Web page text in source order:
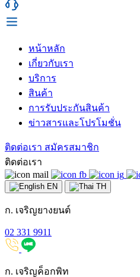
หน้าหลัก
เกี่ยวกับเรา
บริการ
สินค้า
การรับประกันสินค้า
ข่าวสารและโปรโมชั่น
ติดต่อเรา สมัครสมาชิก
ติดต่อเรา
EN TH
ก. เจริญยางยนต์
02 331 9911
ก. เจริญค็อกพิท